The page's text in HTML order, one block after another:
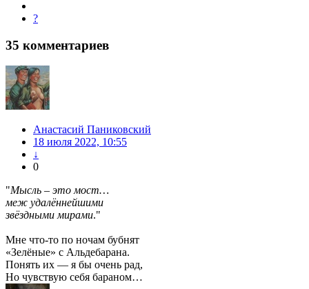
?
35 комментариев
Анастасий Паниковский
18 июля 2022, 10:55
↓
0
"Мысль – это мост…
меж удалённейшими
звёздными мирами."
Мне что-то по ночам бубнят
«Зелёные» с Альдебарана.
Понять их — я бы очень рад,
Но чувствую себя бараном…